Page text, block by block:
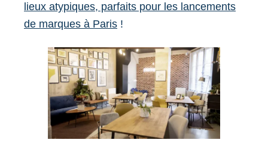
lieux atypiques, parfaits pour les lancements
de marques à Paris !